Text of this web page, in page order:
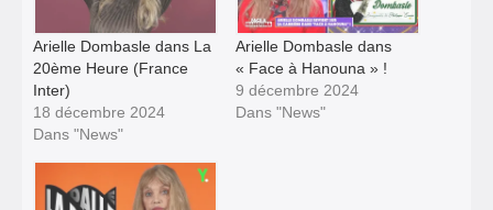
Arielle Dombasle dans La
20ème Heure (France
Inter)
18 décembre 2024
Dans "News"
Arielle Dombasle dans
« Face à Hanouna » !
9 décembre 2024
Dans "News"